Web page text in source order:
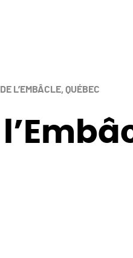
L’EMBÂCLE, QUÉBEC